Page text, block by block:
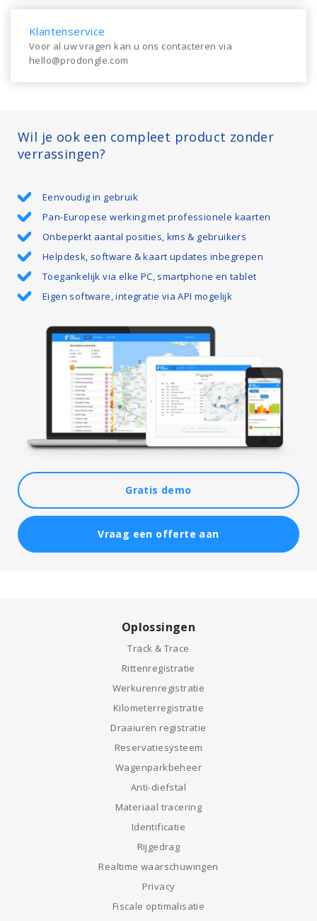
Klantenservice
Voor al uw vragen kan u ons contacteren via
hello@prodongle.com
Gratis demo
Vraag een offerte aan
Wil je ook een compleet product zonder
verrassingen?
Eenvoudig in gebruik
Pan-Europese werking met professionele kaarten
Onbeperkt aantal posities, kms & gebruikers
Helpdesk, software & kaart updates inbegrepen
Toegankelijk via elke PC, smartphone en tablet
Eigen software, integratie via API mogelijk
Oplossingen
Track & Trace
Rittenregistratie
Werkurenregistratie
Kilometerregistratie
Draaiuren registratie
Reservatiesysteem
Wagenparkbeheer
Anti-diefstal
Materiaal tracering
Identificatie
Rijgedrag
Realtime waarschuwingen
Privacy
Fiscale optimalisatie